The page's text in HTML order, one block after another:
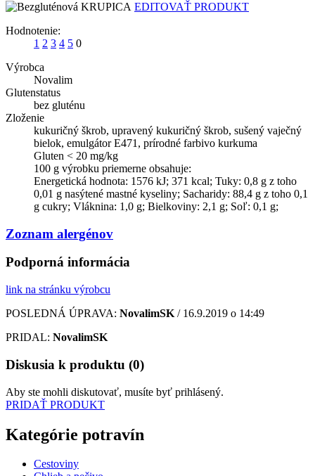
EDITOVAŤ PRODUKT
Hodnotenie:
1 2 3 4 5 0
Výrobca
Novalim
Glutenstatus
bez gluténu
Zloženie
kukuričný škrob, upravený kukuričný škrob, sušený vaječný
bielok, emulgátor E471, prírodné farbivo kurkuma
Gluten < 20 mg/kg
100 g výrobku priemerne obsahuje:
Energetická hodnota: 1576 kJ; 371 kcal; Tuky: 0,8 g z toho
0,01 g nasýtené mastné kyseliny; Sacharidy: 88,4 g z toho 0,1
g cukry; Vláknina: 1,0 g; Bielkoviny: 2,1 g; Soľ: 0,1 g;
Zoznam alergénov
Podporná informácia
link na stránku výrobcu
POSLEDNÁ ÚPRAVA: NovalimSK / 16.9.2019 o 14:49
PRIDAL: NovalimSK
Diskusia k produktu (0)
Aby ste mohli diskutovať, musíte byť prihlásený.
PRIDAŤ PRODUKT
Kategórie potravín
Cestoviny